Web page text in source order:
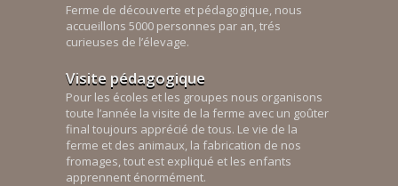
Ferme de découverte et pédagogique, nous
accueillons 5000 personnes par an, trés
curieuses de l’élevage.
Visite pédagogique
Pour les écoles et les groupes nous organisons
toute l’année la visite de la ferme avec un goûter
final toujours apprécié de tous. Le vie de la
ferme et des animaux, la fabrication de nos
fromages, tout est expliqué et les enfants
apprennent énormément.